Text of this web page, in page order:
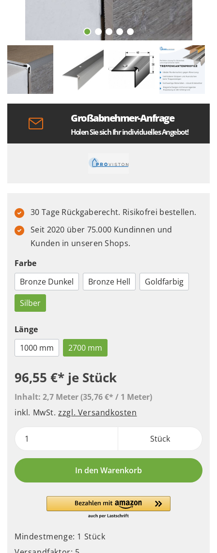
Großabnehmer-Anfrage
Holen Sie sich Ihr individuelles Angebot!
30 Tage Rückgaberecht. Risikofrei bestellen.
Seit 2020 über 75.000 Kundinnen und
Kunden in unseren Shops.
Farbe
Bronze Dunkel
Bronze Hell
Goldfarbig
Silber
Länge
1000 mm
2700 mm
96,55 €* je Stück
Inhalt: 2,7 Meter(35,76 €* / 1 Meter)
inkl. MwSt.zzgl. Versandkosten
Stück
In den Warenkorb
Mindestmenge: 1 Stück